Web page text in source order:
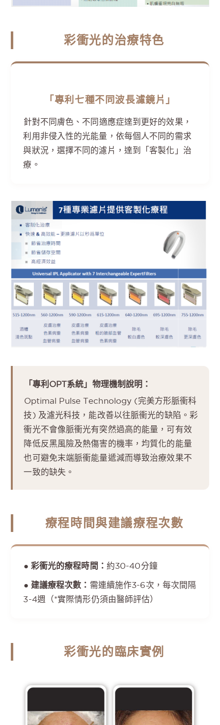
彩衝光的治療特色
「專利七種不同波長濾鏡片」
針對不同膚色、不同適應症達到更好的效果，
利用非侵入性的光能量，依每個人不同的需求
與狀況，選擇不同的濾片，達到「客製化」治
療。
「專利OPT系統」物理機制說明：
Optimal Pulse Technology (完美方形脈衝科
技) 及濾光科技，能改善以往脈衝光的缺陷。彩
衝光不會像脈衝光有突然過高的能量，可有效
降低反黑風險及熱傷害的機率，均質化的能量
也可避免末端脈衝能量遞減而導致治療效果不
一致的缺失。
療程時間與建議療程次數
● 彩衝光的療程時間： 約30-40分鐘
● 建議療程次數： 需連續施作3-6次，每次間隔
3-4週（*實際情形仍須由醫師評估）
彩衝光的臨床實例